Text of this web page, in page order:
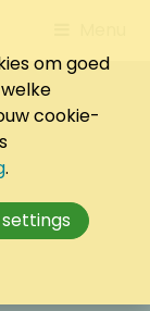
to
om goed
cookie-
.